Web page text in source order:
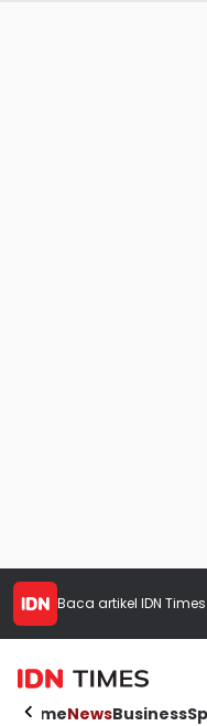
Baca artikel IDN Times
HomeNewsBusiness